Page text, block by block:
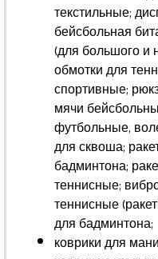
текстильные;
бейсбольная
(для большого и
обмотки для
спортивные;
мячи
футбольные,
для сквоша;
бадминтона;
теннисные;
теннисные
для бадминтона;
коврики для